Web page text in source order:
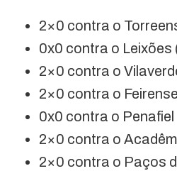
2×0 contra o
0x0 contra o Leixões
2×0 contra o
2×0 contra o Feirense
0x0 contra o Penafiel
2×0 contra o
2×0 contra o Paços